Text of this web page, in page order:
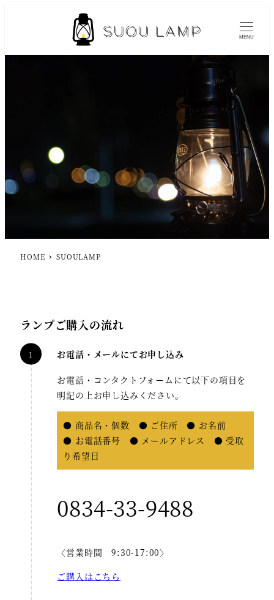
MENU
HOME SUOULAMP
ランプご購入の流れ
お電話・メールにてお申し込み
お電話・コンタクトフォームにて以下の項目を
明記の上お申し込みください。
● 商品名・個数 ● ご住所 ● お名前
● お電話番号 ● メールアドレス ● 受取
り希望日
0834-33-9488
〈営業時間 9:30-17:00〉
ご購入はこちら